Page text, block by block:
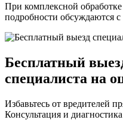
При комплексной обработке
подробности обсуждаются
Бесплатный
специалиста на
Избавьтесь от вредителей
Консультация и